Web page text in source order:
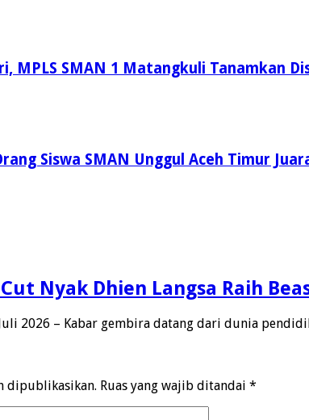
MPLS SMAN 1 Matangkuli Tanamkan
Siswa SMAN Unggul Aceh Timur
Nyak Dhien Langsa Raih
2026 – Kabar gembira datang dari dunia
dipublikasikan. Ruas yang wajib ditandai *